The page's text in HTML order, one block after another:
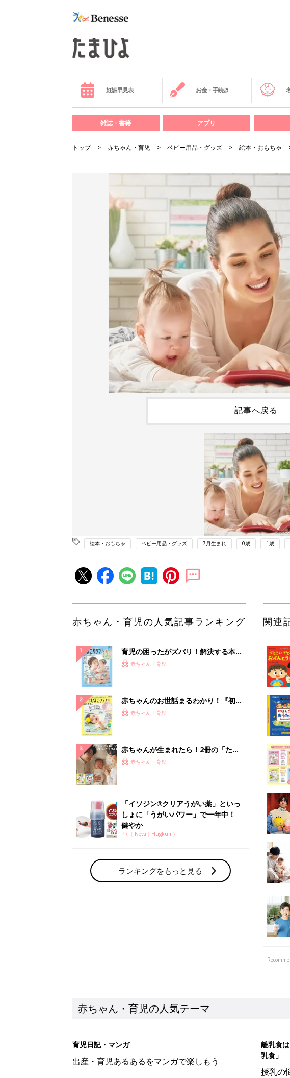
妊娠早見表 お金・手続き
雑誌・書籍 アプリ
トップ 赤ちゃん・育児 ベビー用品・グッズ 絵本・おもちゃ
記事へ戻る
絵本・おもちゃ ベビー用品・グッズ 7月生まれ 0歳 1歳
赤ちゃん・育児の人気記事ランキング
育児の困ったがズバリ！解決する本
『ひよこクラブ 夏号』 4カ月～2才
赤ちゃん・育児
赤ちゃんのお世話まるわかり！『初め
てのひよこクラブ 夏号』〈巻頭大特
赤ちゃん・育児
赤ちゃんが生まれたら！2冊の「たま
ひよ」
赤ちゃん・育児
「イソジン®クリアうがい薬」といっ
しょに「うがいパワー」で一年中！
健やか
PR（iNova｜Hugkum）
ランキングをもっと見る
関連
赤ちゃん・育児の人気テーマ
育児日記・マンガ
出産・育児あるあるをマンガで楽しもう
離乳食
乳食」
授乳の